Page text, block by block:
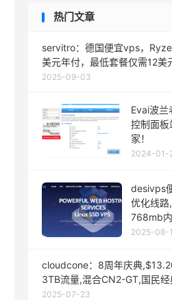
热门文章
servitro：德国便宜vps，
美元年付，最低套餐仅需12美
2025-09-03
Evai波
控制面板
家！
2024-01-
desivps
优化线
768mb内
2025-08-
cloudcone：8周年庆典
3TB流量,混合CN2-GT,国民经
2025-07-23